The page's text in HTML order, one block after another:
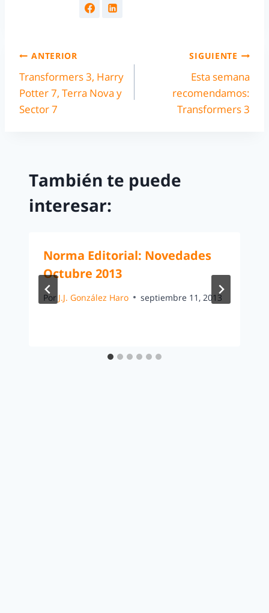
ANTERIOR
Transformers 3, Harry
Potter 7, Terra Nova y
Sector 7
SIGUIENTE
Esta semana
recomendamos:
Transformers 3
También te puede
interesar:
Norma Editorial: Novedades
Octubre 2013
Por J.J. González Haro septiembre 11, 2013